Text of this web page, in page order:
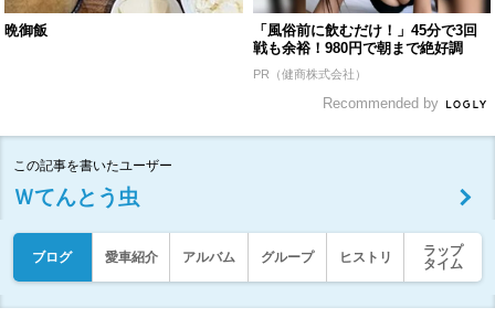
晩御飯
「風俗前に飲むだけ！」45分で3回
戦も余裕！980円で朝まで絶好調
PR（健商株式会社）
Recommended by
この記事を書いたユーザー
Ｗてんとう虫
ブログ 愛車紹介 アルバム グループ ヒストリ
ラップ
タイム